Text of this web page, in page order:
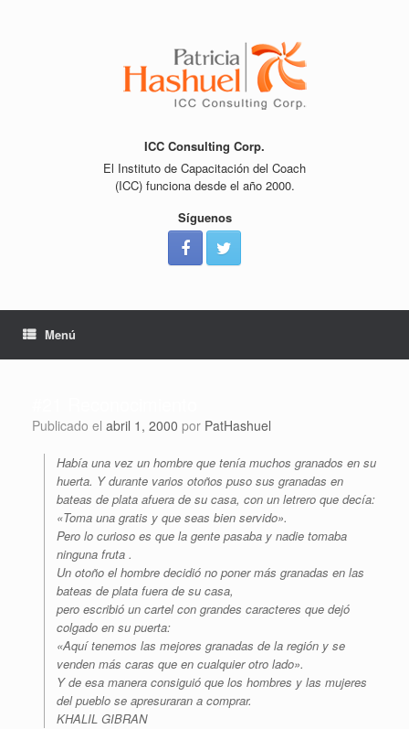
ICC Consulting Corp.
El Instituto de Capacitación del Coach
(ICC) funciona desde el año 2000.
Síguenos
Menú
Publicado el abril 1, 2000 por PatHashuel
Había una vez un hombre que tenía muchos granados en su
huerta. Y durante varios otoños puso sus granadas en
bateas de plata afuera de su casa, con un letrero que decía:
«Toma una gratis y que seas bien servido».
Pero lo curioso es que la gente pasaba y nadie tomaba
ninguna fruta .
Un otoño el hombre decidió no poner más granadas en las
bateas de plata fuera de su casa,
pero escribió un cartel con grandes caracteres que dejó
colgado en su puerta:
«Aquí tenemos las mejores granadas de la región y se
venden más caras que en cualquier otro lado».
Y de esa manera consiguió que los hombres y las mujeres
del pueblo se apresuraran a comprar.
KHALIL GIBRAN